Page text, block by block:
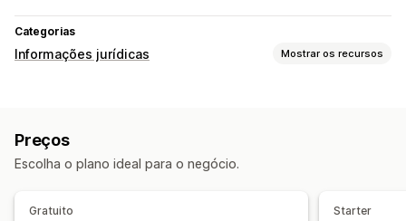
Categorias
Informações jurídicas Mostrar os recursos
Gestão de políticas
Preços
Escolha o plano ideal para o negócio.
Gratuito Starter